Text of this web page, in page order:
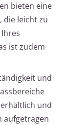
bieten eine
die leicht zu
ist zudem
und
und
aufgetragen